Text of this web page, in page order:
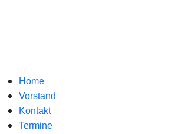
Home
Vorstand
Kontakt
Termine